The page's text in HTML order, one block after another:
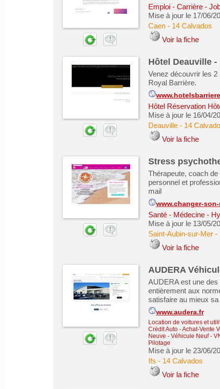
Emploi - Carrière -
Mise à jour le 17/06/
Caen- 14 Calvados
Voir la fiche
Hôtel Deauville
Venez découvrir les
Royal Barrière.
Hôtel Réservation
Mise à jour le 16/04/
Deauville- 14
Voir la fiche
Stress
Thérapeute, coach
personnel et
mail
www.changer-
Santé - Médecine -
Mise à jour le 13/05/
Saint-Aubin-sur-Mer-
Voir la fiche
AUDERA
AUDERA est une
entièrement aux
satisfaire au mieux
www.audera.fr
Location de voitures et
Crédit Auto-Achat-Vente
Neuve - Véhicule Neuf -
Pilotage
Mise à jour le 23/06/
Ifs - 14 Calvados
Voir la fiche